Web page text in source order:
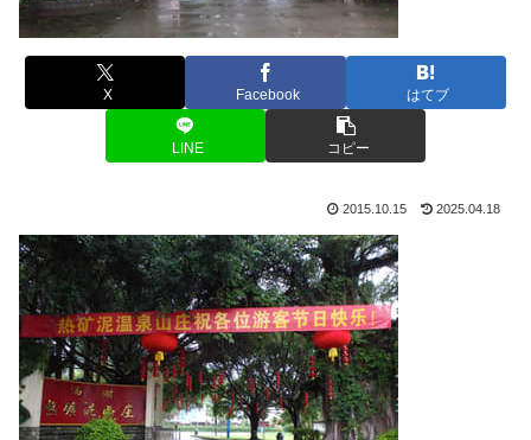
X Facebook はてブ
LINE コピー
2015.10.15 2025.04.18